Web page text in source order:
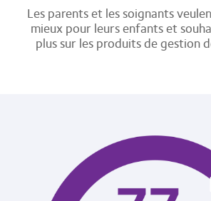
Les parents et les soignants
mieux pour leurs enfants et
plus sur les produits de gestion